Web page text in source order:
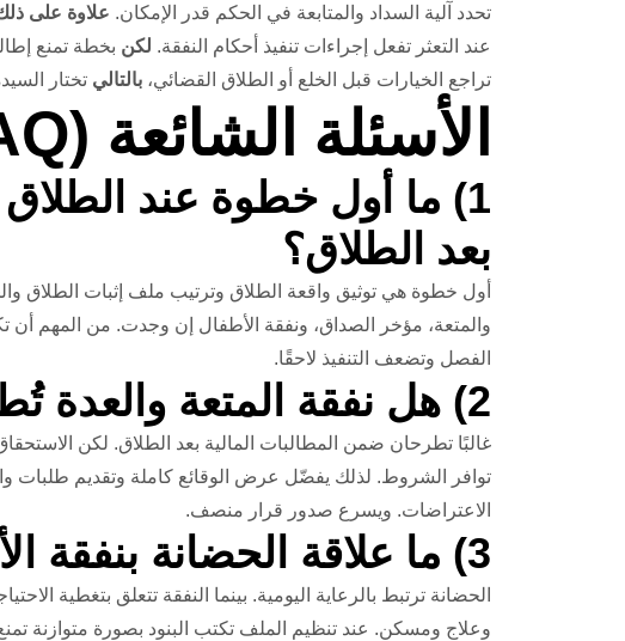
تحدد آلية السداد والمتابعة في الحكم قدر الإمكان. علاوة على
عند التعثر تفعل إجراءات تنفيذ أحكام النفقة. لكن بخطة تمنع
تراجع الخيارات قبل الخلع أو الطلاق القضائي، بالتالي تختار
الأسئلة الشائعة (FAQ)
1) ما أول خطوة عند
بعد الطلاق؟
أول خطوة هي توثيق واقعة الطلاق وترتيب ملف إثبات الطلاق
والمتعة، مؤخر الصداق، ونفقة الأطفال إن وجدت. من المهم أن
الفصل وتضعف التنفيذ لاحقًا.
2) هل نفقة المتعة والعدة تُطلب دائمًا معًا؟
غالبًا تطرحان ضمن المطالبات المالية بعد الطلاق. لكن
توافر الشروط. لذلك يفضّل عرض الوقائع كاملة وتقديم طلبات
الاعتراضات. ويسرع صدور قرار منصف.
3) ما علاقة الحضانة بنفقة الأطفال بعد الطلاق؟
الحضانة ترتبط بالرعاية اليومية. بينما النفقة تتعلق بتغطية
وعلاج ومسكن. عند تنظيم الملف تكتب البنود بصورة متوازنة